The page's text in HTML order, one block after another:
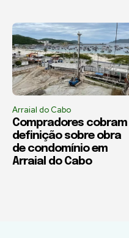
Arraial do Cabo
Compradores cobram
definição sobre obra
de condomínio em
Arraial do Cabo